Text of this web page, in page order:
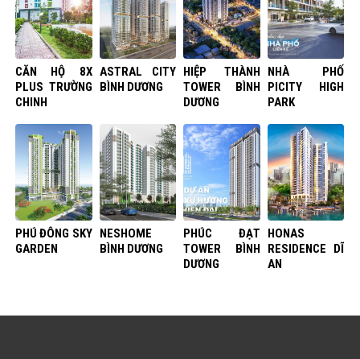
CĂN HỘ 8X
PLUS TRƯỜNG
CHINH
ASTRAL CITY
BÌNH DƯƠNG
HIỆP THÀNH
TOWER BÌNH
DƯƠNG
NHÀ PHỐ
PICITY HIGH
PARK
PHÚ ĐÔNG SKY
GARDEN
NESHOME
BÌNH DƯƠNG
PHÚC ĐẠT
TOWER BÌNH
DƯƠNG
HONAS
RESIDENCE DĨ
AN